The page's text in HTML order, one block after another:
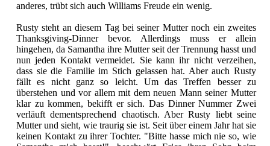
anderes, trübt sich auch Williams Freude ein wenig.
Rusty steht an diesem Tag bei seiner Mutter noch ein zweites
Thanksgiving-Dinner bevor. Allerdings muss er allein
hingehen, da Samantha ihre Mutter seit der Trennung hasst und
nun jeden Kontakt vermeidet. Sie kann ihr nicht verzeihen,
dass sie die Familie im Stich gelassen hat. Aber auch Rusty
fällt es nicht ganz so leicht. Um das Treffen besser zu
überstehen und vor allem mit dem neuen Mann seiner Mutter
klar zu kommen, bekifft er sich. Das Dinner Nummer Zwei
verläuft dementsprechend chaotisch. Aber Rusty liebt seine
Mutter und sieht, wie traurig sie ist. Seit über einem Jahr hat sie
keinen Kontakt zu ihrer Tochter. "Bitte hasse mich nie so, wie